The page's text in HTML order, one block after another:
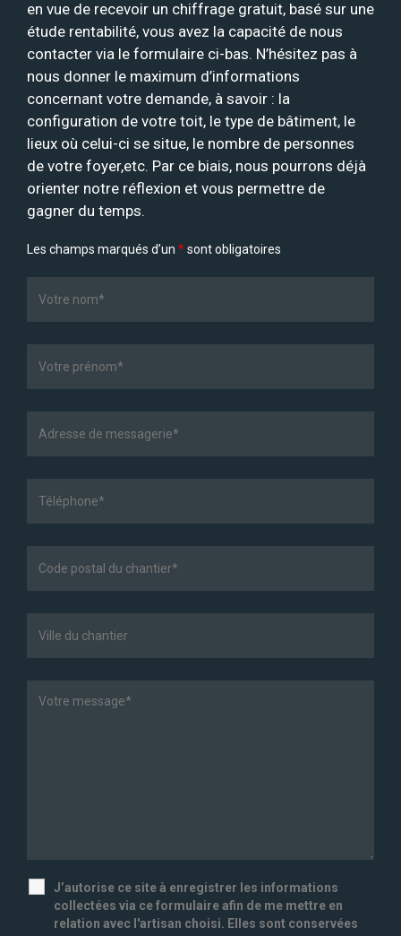
en vue de recevoir un chiffrage gratuit, basé sur une
étude rentabilité, vous avez la capacité de nous
contacter via le formulaire ci-bas. N’hésitez pas à
nous donner le maximum d’informations
concernant votre demande, à savoir : la
configuration de votre toit, le type de bâtiment, le
lieux où celui-ci se situe, le nombre de personnes
de votre foyer,etc. Par ce biais, nous pourrons déjà
orienter notre réflexion et vous permettre de
gagner du temps.
Les champs marqués d’un *sont obligatoires
J’autorise ce site à enregistrer les informations
collectées via ce formulaire afin de me mettre en
relation avec l'artisan choisi. Elles sont conservées